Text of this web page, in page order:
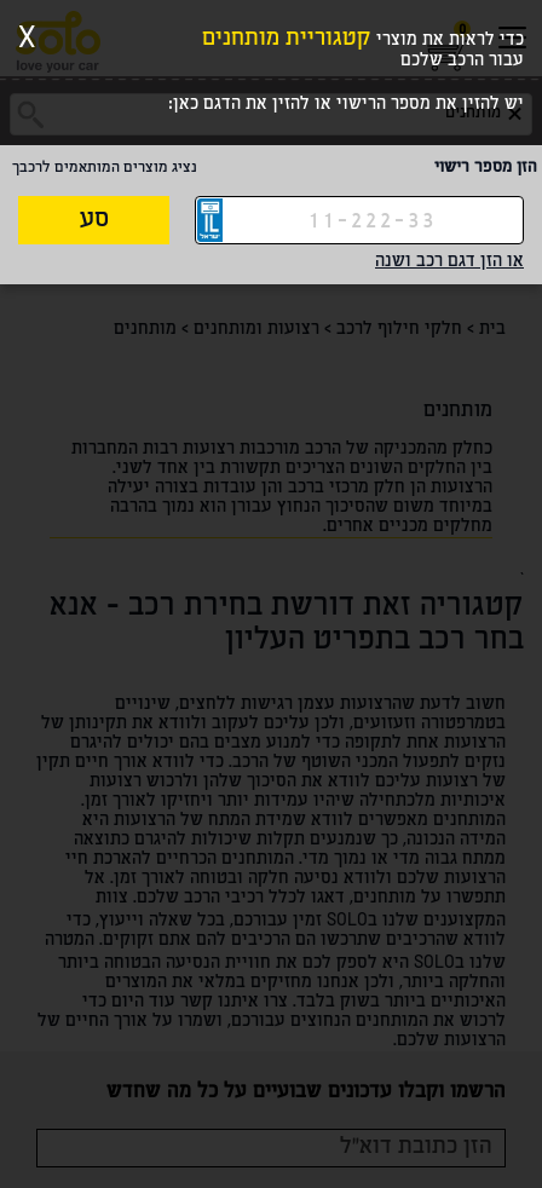
0
X כדי לראות את מוצרי קטגוריית מותחנים
עבור הרכב שלכם
יש להזין את מספר הרישוי או להזין את הדגם כאן:
הזן מספר רישוי נציג מוצרים המותאמים לרכבך
סע
או הזן דגם רכב ושנה
בית > חלקי חילוף לרכב > רצועות ומותחנים > מותחנים
מותחנים
כחלק מהמכניקה של הרכב מורכבות רצועות רבות המחברות
בין החלקים השונים הצריכים תקשורת בין אחד לשני.
הרצועות הן חלק מרכזי ברכב והן עובדות בצורה יעילה
במיוחד משום שהסיכוך הנחוץ עבורן הוא נמוך בהרבה
מחלקים מכניים אחרים.
קטגוריה זאת דורשת בחירת רכב - אנא
בחר רכב בתפריט העליון
חשוב לדעת שהרצועות עצמן רגישות ללחצים, שינויים
בטמרפטורה וזעזועים, ולכן עליכם לעקוב ולוודא את תקינותן של
הרצועות אחת לתקופה כדי למנוע מצבים בהם יכולים להיגרם
נזקים לתפעול המכני השוטף של הרכב. כדי לוודא אורך חיים תקין
של רצועות עליכם לוודא את הסיכוך שלהן ולרכוש רצועות
איכותיות מלכתחילה שיהיו עמידות יותר ויחזיקו לאורך זמן.
המותחנים מאפשרים לוודא שמידת המתח של הרצועות היא
המידה הנכונה, כך שנמנעים תקלות שיכולות להיגרם כתוצאה
ממתח גבוה מדי או נמוך מדי. המותחנים הכרחיים להארכת חיי
הרצועות שלכם ולוודא נסיעה חלקה ובטוחה לאורך זמן. אל
תתפשרו על מותחנים, דאגו לכלל רכיבי הרכב שלכם. צוות
המקצוענים שלנו בSOLO זמין עבורכם, בכל שאלה וייעוץ, כדי
לוודא שהרכיבים שתרכשו הם הרכיבים להם אתם זקוקים. המטרה
שלנו בSOLO היא לספק לכם את חוויית הנסיעה הבטוחה ביותר
והחלקה ביותר, ולכן אנחנו מחזיקים במלאי את המוצרים
האיכותיים ביותר בשוק בלבד. צרו איתנו קשר עוד היום כדי
לרכוש את המותחנים הנחוצים עבורכם, ושמרו על אורך החיים של
הרצועות שלכם.
הרשמו וקבלו עדכונים שבועיים על כל מה שחדש